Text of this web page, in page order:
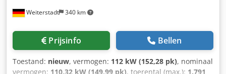
Weiterstadt 340 km
Prijsinfo Bellen
Toestand: nieuw, vermogen: 112 kW (152,28 pk), nominaal
vermogen: 110,32 kW (149,99 pk), toerental (max.): 1.791